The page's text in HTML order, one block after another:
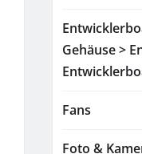
Gehäuse >
Fans
Foto &